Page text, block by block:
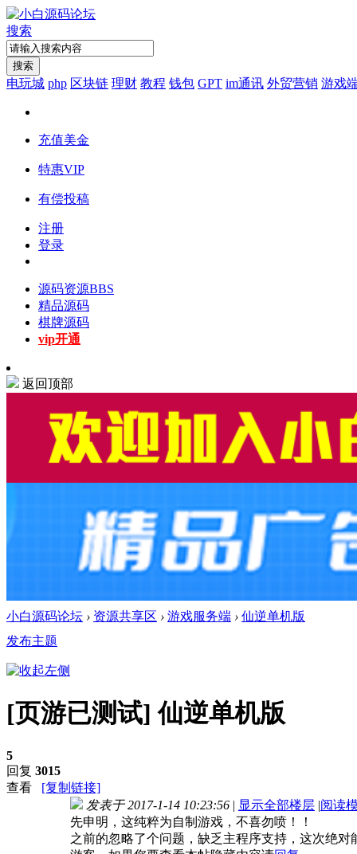
搜索
搜索
电玩城 php 区块链 理财 教程 钱包 GPT im通讯 外贸营销 游戏
充值美金
特惠VIP
有偿投稿
注册
登录
源码资源BBS
精品源码
棋牌源码
vip开通
返回顶部
小白源码论坛 › 资源共享区 › 游戏服务端 › 仙逆单机版
发布主题
[页游已测试]仙逆单机版
5
回复 3015
查看
[复制链接]
发表于 2017-1-14 10:23:56 | 显示全部楼层 |阅读
先申明，这纯粹为自制游戏，不喜勿喷！！
之前的忽略了个问题，缺乏主程序支持，这次绝对